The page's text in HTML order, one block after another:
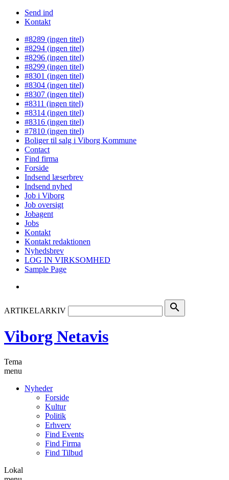
Send ind
Kontakt
#8289 (ingen titel)
#8294 (ingen titel)
#8296 (ingen titel)
#8299 (ingen titel)
#8301 (ingen titel)
#8304 (ingen titel)
#8307 (ingen titel)
#8311 (ingen titel)
#8314 (ingen titel)
#8316 (ingen titel)
#7810 (ingen titel)
Boliger til salg i Viborg Kommune
Contact
Find firma
Forside
Indsend læserbrev
Indsend nyhed
Job i Viborg
Job oversigt
Jobagent
Jobs
Kontakt
Kontakt redaktionen
Nyhedsbrev
LOG IN VIRKSOMHED
Sample Page
ARTIKELARKIV search
Viborg Netavis
Tema
menu
Nyheder
Forside
Kultur
Politik
Erhverv
Find Events
Find Firma
Find Tilbud
Lokal